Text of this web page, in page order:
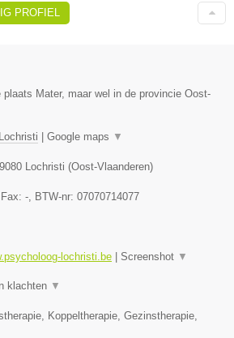
PROFIEL
plaats Mater, maar wel in de provincie Oost-
Lochristi Google maps ▼
9080 Lochristi (Oost-Vlaanderen)
, Fax: - , BTW-nr: 07070714077
lochristi.be Screenshot ▼
klachten ▼
Koppeltherapie, Gezinstherapie,